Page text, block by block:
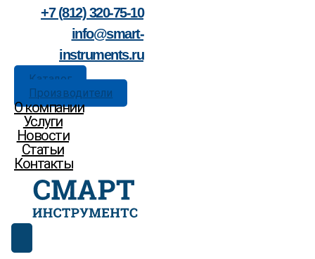
+7 (812) 320-75-10
info@smart-
instruments.ru
Каталог
Производители
О компании
Услуги
Новости
Статьи
Контакты